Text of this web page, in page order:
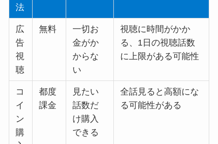
法
広
告
視
聴
無料
一切お
金がか
からな
い
視聴に時間がかか
る、1日の視聴話数
に上限がある可能性
コ
イ
ン
購
都度
課金
見たい
話数だ
け購入
できる
全話見ると高額にな
る可能性がある